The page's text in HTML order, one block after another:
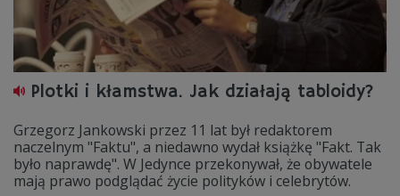
Plotki i kłamstwa. Jak działają tabloidy?
Grzegorz Jankowski przez 11 lat był redaktorem
naczelnym "Faktu", a niedawno wydał książkę "Fakt. Tak
było naprawdę". W Jedynce przekonywał, że obywatele
mają prawo podglądać życie polityków i celebrytów.